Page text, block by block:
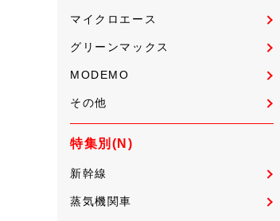
マイクロエース
グリーンマックス
MODEMO
その他
特集別(N)
新幹線
蒸気機関車